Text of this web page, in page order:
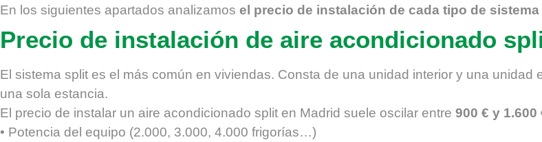
En los siguientes apartados analizamos el precio de instalación de cada tipo de sistema
Precio de instalación de aire acondicionado
El sistema split es el más común en viviendas. Consta de una unidad interior y una unidad
una sola estancia.
El precio de instalar un aire acondicionado split en Madrid suele oscilar entre 900 € y 1.600
• Potencia del equipo (2.000, 3.000, 4.000 frigorías…)